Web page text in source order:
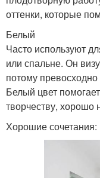
оттенки, которые
Белый
Часто используют
или спальне. Он
потому
Белый цвет
творчеству, хорошо
Хорошие сочетания: